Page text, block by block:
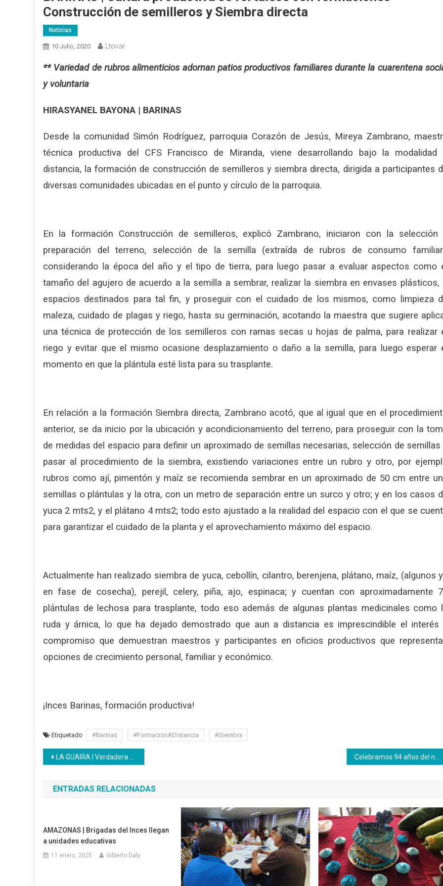
Construcción de semilleros y Siembra directa
Noticias
10 Julio, 2020 Ltovar
** Variedad de rubros alimenticios adornan patios productivos familiares durante la cuarentena
y voluntaria
HIRASYANEL BAYONA | BARINAS
Desde la comunidad Simón Rodríguez, parroquia Corazón de Jesús, Mireya Zambrano,
técnica productiva del CFS Francisco de Miranda, viene desarrollando bajo la modalidad
distancia, la formación de construcción de semilleros y siembra directa, dirigida a participantes
diversas comunidades ubicadas en el punto y círculo de la parroquia.
En la formación Construcción de semilleros, explicó Zambrano, iniciaron con la selección
preparación del terreno, selección de la semilla (extraída de rubros de consumo
considerando la época del año y el tipo de tierra, para luego pasar a evaluar aspectos como
tamaño del agujero de acuerdo a la semilla a sembrar, realizar la siembra en envases plásticos,
espacios destinados para tal fin, y proseguir con el cuidado de los mismos, como limpieza
maleza, cuidado de plagas y riego, hasta su germinación, acotando la maestra que sugiere
una técnica de protección de los semilleros con ramas secas u hojas de palma, para realizar
riego y evitar que el mismo ocasione desplazamiento o daño a la semilla, para luego esperar
momento en que la plántula esté lista para su trasplante.
En relación a la formación Siembra directa, Zambrano acotó, que al igual que en el
anterior, se da inicio por la ubicación y acondicionamiento del terreno, para proseguir con la
de medidas del espacio para definir un aproximado de semillas necesarias, selección de semillas
pasar al procedimiento de la siembra, existiendo variaciones entre un rubro y otro, por
rubros como ají, pimentón y maíz se recomienda sembrar en un aproximado de 50 cm entre
semillas o plántulas y la otra, con un metro de separación entre un surco y otro; y en los casos
yuca 2 mts2, y el plátano 4 mts2; todo esto ajustado a la realidad del espacio con el que se
para garantizar el cuidado de la planta y el aprovechamiento máximo del espacio.
Actualmente han realizado siembra de yuca, cebollín, cilantro, berenjena, plátano, maíz, (algunos
en fase de cosecha), perejil, celery, piña, ajo, espinaca; y cuentan con aproximadamente
plántulas de lechosa para trasplante, todo eso además de algunas plantas medicinales como
ruda y árnica, lo que ha dejado demostrado que aun a distancia es imprescindible el interés
compromiso que demuestran maestros y participantes en oficios productivos que
opciones de crecimiento personal, familiar y económico.
¡Inces Barinas, formación productiva!
Etiquetado #Barinas #FormaciónADistancia #Siembra
Navegación
de
entradas
LA GUAIRA | Verdadera educación para producir
ENTRADAS RELACIONADAS
AMAZONAS | Brigadas del Inces llegan
a unidades educativas
11 enero, 2020 Gilberto Daly